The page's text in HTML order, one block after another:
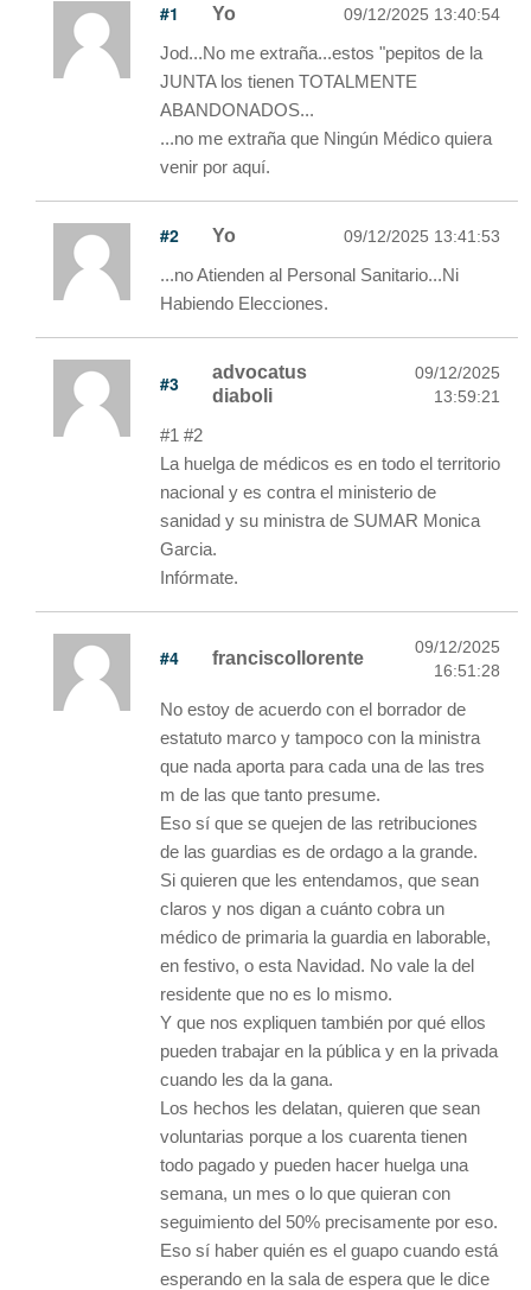
#1 Yo 09/12/2025 13:40:54
Jod...No me extraña...estos "pepitos de la
JUNTA los tienen TOTALMENTE
ABANDONADOS...
...no me extraña que Ningún Médico quiera
venir por aquí.
#2 Yo 09/12/2025 13:41:53
...no Atienden al Personal Sanitario...Ni
Habiendo Elecciones.
#3
advocatus
diaboli
09/12/2025
13:59:21
#1 #2
La huelga de médicos es en todo el territorio
nacional y es contra el ministerio de
sanidad y su ministra de SUMAR Monica
Garcia.
Infórmate.
#4 franciscollorente
09/12/2025
16:51:28
No estoy de acuerdo con el borrador de
estatuto marco y tampoco con la ministra
que nada aporta para cada una de las tres
m de las que tanto presume.
Eso sí que se quejen de las retribuciones
de las guardias es de ordago a la grande.
Si quieren que les entendamos, que sean
claros y nos digan a cuánto cobra un
médico de primaria la guardia en laborable,
en festivo, o esta Navidad. No vale la del
residente que no es lo mismo.
Y que nos expliquen también por qué ellos
pueden trabajar en la pública y en la privada
cuando les da la gana.
Los hechos les delatan, quieren que sean
voluntarias porque a los cuarenta tienen
todo pagado y pueden hacer huelga una
semana, un mes o lo que quieran con
seguimiento del 50% precisamente por eso.
Eso sí haber quién es el guapo cuando está
esperando en la sala de espera que le dice